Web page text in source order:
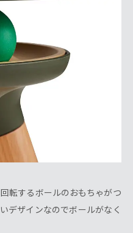
転するボールのおもちゃがつ
デザインなのでボールがなく